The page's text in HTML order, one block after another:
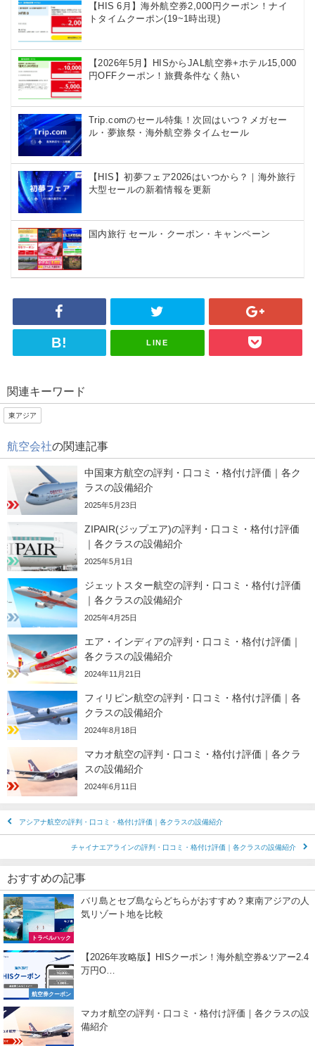
Expedia
ホテル10%やダイナミックパッケージの
都市別の5~10%OFFクーポンや10%以上
お得になる裏技
Hotels.com
ールを紹介
海外旅行や国内の自治体クーポンなどを
幅広く紹介
【HIS 6月】海外航空券2,000円クーポン！ナイ
トタイムクーポン(19~1時出現)
【2026年5月】HISからJAL航空券+ホテル15,000
円OFFクーポン！旅費条件なく熱い
Trip.comのセール特集！次回はいつ？メガセー
ル・夢旅祭・海外航空券タイムセール
【HIS】初夢フェア2026はいつから？｜海外旅行
大型セールの新着情報を更新
国内旅行 セール・クーポン・キャンペーン
LINE
関連キーワード
東アジア
航空会社の関連記事
中国東方航空の評判・口コミ・格付け評価｜各ク
ラスの設備紹介
2025年5月23日
ZIPAIR(ジップエア)の評判・口コミ・格付け評価
｜各クラスの設備紹介
2025年5月1日
ジェットスター航空の評判・口コミ・格付け評価
｜各クラスの設備紹介
2025年4月25日
エア・インディアの評判・口コミ・格付け評価｜
各クラスの設備紹介
2024年11月21日
フィリピン航空の評判・口コミ・格付け評価｜各
クラスの設備紹介
2024年8月18日
マカオ航空の評判・口コミ・格付け評価｜各クラ
スの設備紹介
2024年6月11日
アシアナ航空の評判・口コミ・格付け評価｜各クラスの設備紹介
チャイナエアラインの評判・口コミ・格付け評価｜各クラスの設備紹介
おすすめの記事
トラベルハック
バリ島とセブ島ならどちらがおすすめ？東南アジアの人
気リゾート地を比較
航空券クーポン
【2026年攻略版】HISクーポン！海外航空券&ツアー2.4
万円O…
マカオ航空の評判・口コミ・格付け評価｜各クラスの設
備紹介